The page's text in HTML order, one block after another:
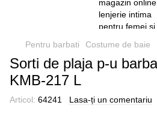
Pentru barbati Costume de baie
Sorti de plaja p-u
KMB-217 L
Articol: 64241 Lasa-ți un comentariu